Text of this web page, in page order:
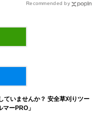
Recommended by
ていませんか？ 安全草刈りツー
ーPRO」